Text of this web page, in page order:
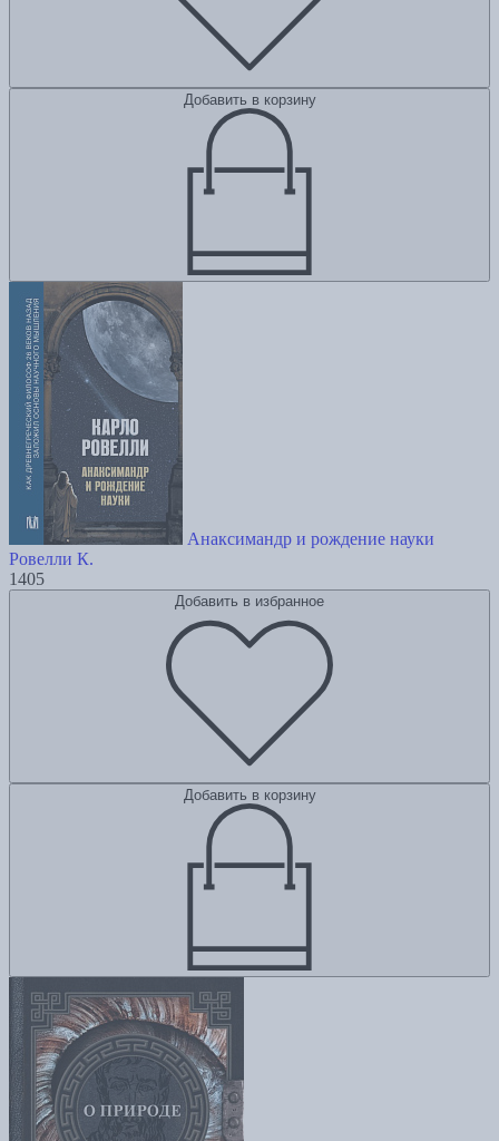
Добавить в корзину
Анаксимандр и рождение науки
Ровелли К.
1405
Добавить в избранное
Добавить в корзину